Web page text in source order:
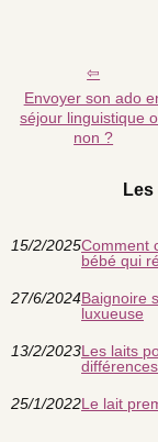
Envoyer son ado
séjour linguistique
non ?
15/2/2025Comment
bébé qui
27/6/2024Baignoire
luxueuse
13/2/2023Les laits
25/1/2022Le lait